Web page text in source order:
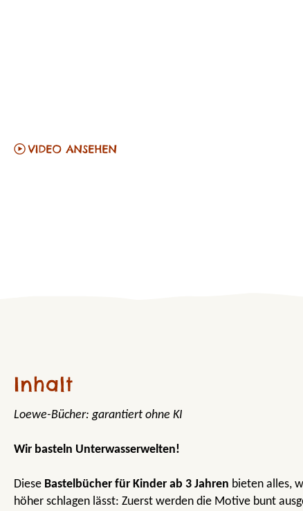
Inhalt
Loewe-Bücher: garantiert ohne KI
Wir basteln Unterwasserwelten!
Diese Bastelbücher für Kinder ab 3 Jahren bieten alles,
höher schlagen lässt: Zuerst werden die Motive bunt